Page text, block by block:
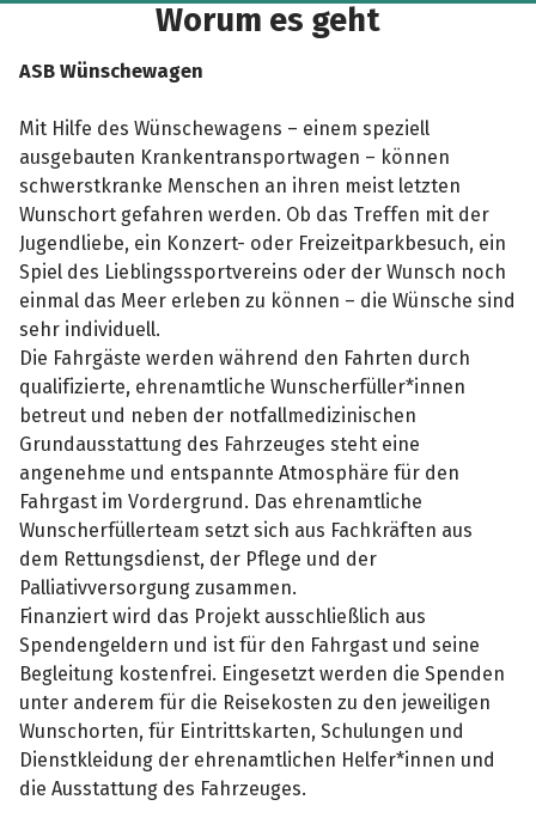
Worum es geht
ASB Wünschewagen
Mit Hilfe des Wünschewagens ­­– einem speziell
ausgebauten Krankentransportwagen – können
schwerstkranke Menschen an ihren meist letzten
Wunschort gefahren werden. Ob das Treffen mit der
Jugendliebe, ein Konzert- oder Freizeitparkbesuch, ein
Spiel des Lieblingssportvereins oder der Wunsch noch
einmal das Meer erleben zu können – die Wünsche sind
sehr individuell.
Die Fahrgäste werden während den Fahrten durch
qualifizierte, ehrenamtliche Wunscherfüller*innen
betreut und neben der notfallmedizinischen
Grundausstattung des Fahrzeuges steht eine
angenehme und entspannte Atmosphäre für den
Fahrgast im Vordergrund. Das ehrenamtliche
Wunscherfüllerteam setzt sich aus Fachkräften aus
dem Rettungsdienst, der Pflege und der
Palliativversorgung zusammen.
Finanziert wird das Projekt ausschließlich aus
Spendengeldern und ist für den Fahrgast und seine
Begleitung kostenfrei. Eingesetzt werden die Spenden
unter anderem für die Reisekosten zu den jeweiligen
Wunschorten, für Eintrittskarten, Schulungen und
Dienstkleidung der ehrenamtlichen Helfer*innen und
die Ausstattung des Fahrzeuges.